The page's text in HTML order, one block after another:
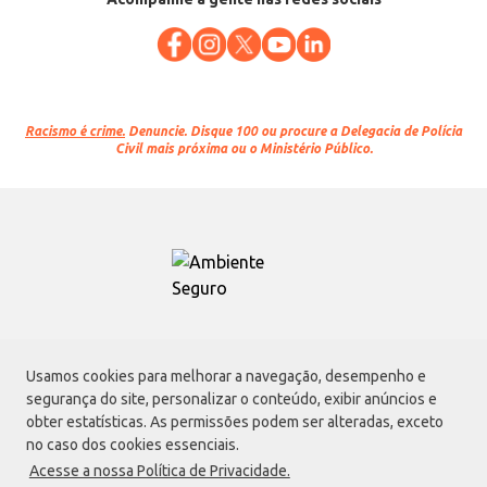
Usamos cookies para melhorar a navegação, desempenho e
segurança do site, personalizar o conteúdo, exibir anúncios e
obter estatísticas. As permissões podem ser alteradas, exceto
no caso dos cookies essenciais.
Acesse a nossa Política de Privacidade.
Racismo é crime. Denuncie. Disque 100 ou procure a Delegacia de Polícia
Civil mais próxima ou o Ministério Público.
Atacadão S.A.
Avenida Morvan Dias de Figueiredo, 6169, Vila Maria, São Paulo - SP | CEP
02170-901 | CNPJ: 75.315.333/0001-09
Envio de documentos administrativos e jurídicos:
02170-901